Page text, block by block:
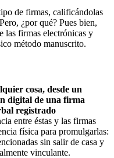
de firmas, calificándolas
¿por qué? Pues bien,
las firmas electrónicas y
método manuscrito.
cosa, desde un
digital de una firma
registrado
entre éstas y las firmas
física para promulgarlas:
sin salir de casa y
vinculante.